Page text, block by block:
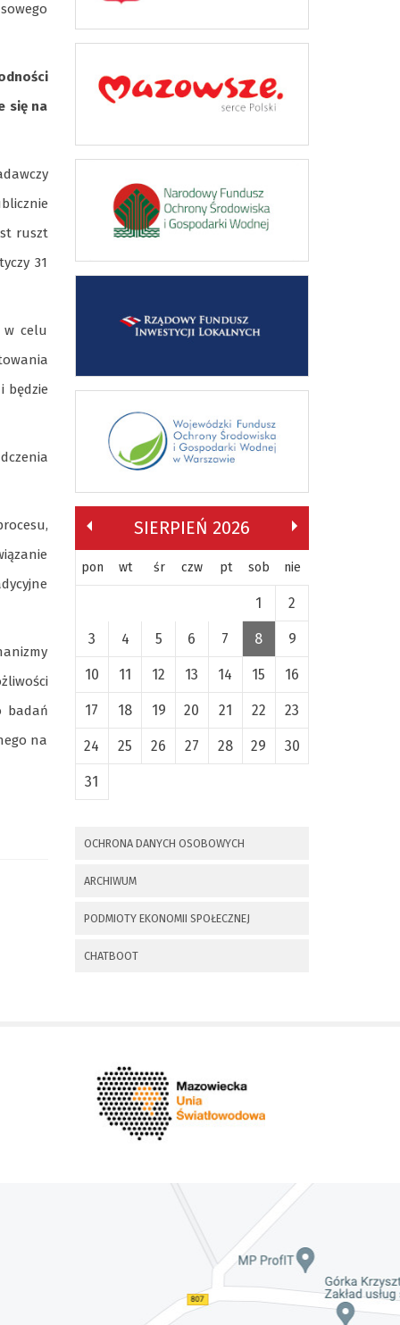
się na
ruszt
31
w celu
będzie
badań
na
SIERPIEŃ 2026
pon wt śr czw pt sob nie
1 2
3 4 5 6 7 8 9
10 11 12 13 14 15 16
17 18 19 20 21 22 23
24 25 26 27 28 29 30
31
Bitwy pod
informacyjne 28.09.2021 r.
Invalid date
ZAPROSZENIE NA
Ludowych Regionów
OCHRONA DANYCH OSOBOWYCH
ARCHIWUM
PODMIOTY EKONOMII SPOŁECZNEJ
CHATBOOT